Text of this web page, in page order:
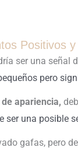
Positivos y
ser una señal
pero
apariencia,
ser una posible
gafas, pero